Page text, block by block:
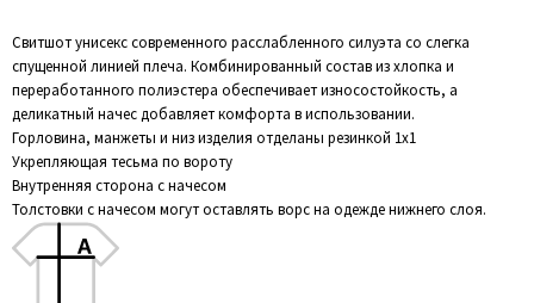
Свитшот унисекс современного расслабленного силуэта со слегка
спущенной линией плеча. Комбинированный состав из хлопка и
переработанного полиэстера обеспечивает износостойкость, а
деликатный начес добавляет комфорта в использовании.
Горловина, манжеты и низ изделия отделаны резинкой 1х1
Укрепляющая тесьма по вороту
Внутренняя сторона с начесом
Толстовки с начесом могут оставлять ворс на одежде нижнего слоя.